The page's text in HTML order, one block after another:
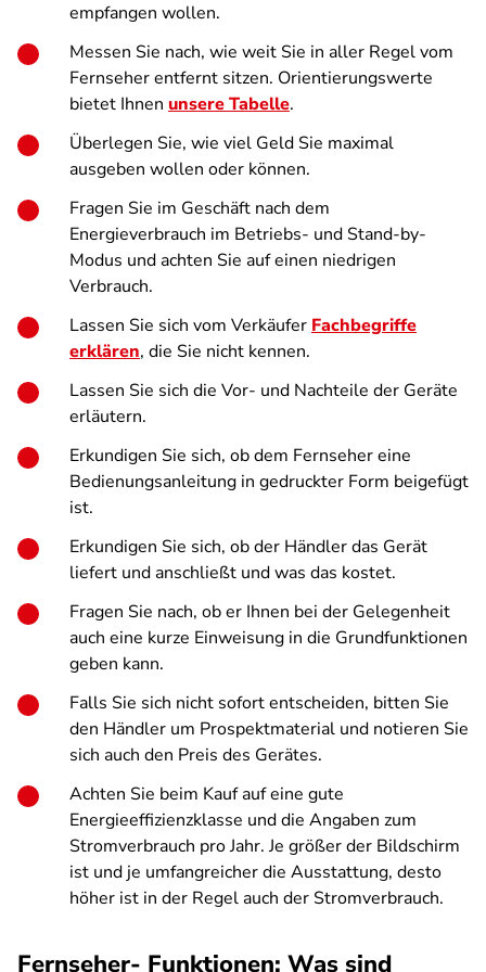
empfangen wollen.
Messen Sie nach, wie weit Sie in aller Regel vom
Fernseher entfernt sitzen. Orientierungswerte
bietet Ihnen unsere Tabelle.
Überlegen Sie, wie viel Geld Sie maximal
ausgeben wollen oder können.
Fragen Sie im Geschäft nach dem
Energieverbrauch im Betriebs- und Stand-by-
Modus und achten Sie auf einen niedrigen
Verbrauch.
Lassen Sie sich vom Verkäufer Fachbegriffe
erklären, die Sie nicht kennen.
Lassen Sie sich die Vor- und Nachteile der Geräte
erläutern.
Erkundigen Sie sich, ob dem Fernseher eine
Bedienungsanleitung in gedruckter Form beigefügt
ist.
Erkundigen Sie sich, ob der Händler das Gerät
liefert und anschließt und was das kostet.
Fragen Sie nach, ob er Ihnen bei der Gelegenheit
auch eine kurze Einweisung in die Grundfunktionen
geben kann.
Falls Sie sich nicht sofort entscheiden, bitten Sie
den Händler um Prospektmaterial und notieren Sie
sich auch den Preis des Gerätes.
Achten Sie beim Kauf auf eine gute
Energieeffizienzklasse und die Angaben zum
Stromverbrauch pro Jahr. Je größer der Bildschirm
ist und je umfangreicher die Ausstattung, desto
höher ist in der Regel auch der Stromverbrauch.
Fernseher- Funktionen: Was sind